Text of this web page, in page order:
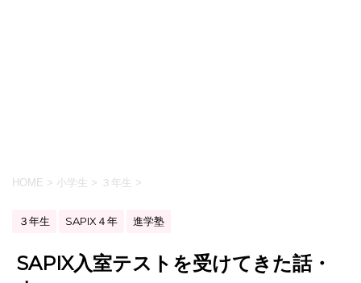
HOME > 小学生 > ３年生 >
３年生 SAPIX４年 進学塾
SAPIX入室テストを受けてきた話・